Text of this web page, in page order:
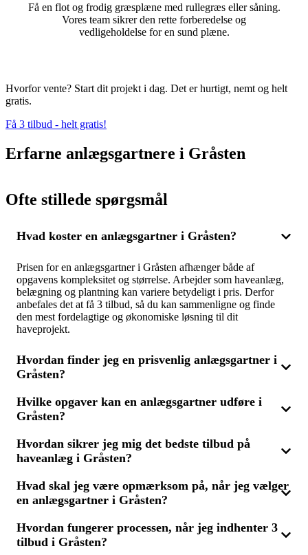
Få en flot og frodig græsplæne med rullegræs eller såning.
Vores team sikrer den rette forberedelse og
vedligeholdelse for en sund plæne.
Hvorfor vente? Start dit projekt i dag. Det er hurtigt, nemt og helt
gratis.
Få 3 tilbud - helt gratis!
Erfarne anlægsgartnere i Gråsten
Ofte stillede spørgsmål
Hvad koster en anlægsgartner i Gråsten?
Prisen for en anlægsgartner i Gråsten afhænger både af
opgavens kompleksitet og størrelse. Arbejder som haveanlæg,
belægning og plantning kan variere betydeligt i pris. Derfor
anbefales det at få 3 tilbud, så du kan sammenligne og finde
den mest fordelagtige og økonomiske løsning til dit
haveprojekt.
Hvordan finder jeg en prisvenlig anlægsgartner i
Gråsten?
Vil du finde en overkommelig anlægsgartner i Gråsten, er det
klogt at sammenligne flere tilbud fra forskellige fagfolk. Ved at
gå på kompromis med kvaliteten. Husk også at tjekke
anmeldelser og anbefalinger for at sikre, at du vælger den rette
til opgaven.
Hvilke opgaver kan en anlægsgartner udføre i
Gråsten?
En anlægsgartner i Gråsten kan tage sig af mange forskellige
opgaver inden for haveanlæg, som fx belægning af terrasser og
samt træfældning og beskæring. Hvis du har behov for hjælp til
større haveprojekter, kan en landskabsarkitekt også inddrages
for at garantere et optimalt resultat.
Hvordan sikrer jeg mig det bedste tilbud på
haveanlæg i Gråsten?
For at få det bedste tilbud på haveanlæg i Gråsten, bør du altid
anmode om 3 tilbud fra forskellige anlægsgartnere. Det giver
materialevalg, så du kan finde den løsning, der passer bedst til
din have. Sørg for at beskrive opgaven så nøjagtigt som muligt
Hvad skal jeg være opmærksom på, når jeg vælger
en anlægsgartner i Gråsten?
Når du skal vælge en anlægsgartner i Gråsten, er det vigtigt at
overveje deres erfaring, anmeldelser og tidligere arbejder.
Hvordan fungerer processen, når jeg indhenter 3
tilbud i Gråsten?